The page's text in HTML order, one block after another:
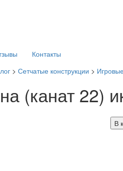
Контакты
> Сетчатые конструкции >
(канат 22)
В